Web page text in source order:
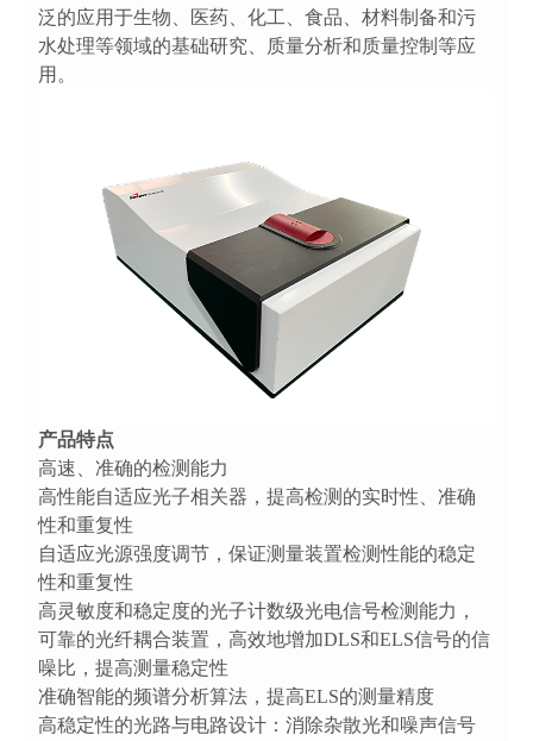
泛的应用于生物、医药、化工、食品、材料制备和污
水处理等领域的基础研究、质量分析和质量控制等应
用。
产品特点
高速、准确的检测能力
高性能自适应光子相关器，提高检测的实时性、准确
性和重复性
自适应光源强度调节，保证测量装置检测性能的稳定
性和重复性
高灵敏度和稳定度的光子计数级光电信号检测能力，
可靠的光纤耦合装置，高效地增加DLS和ELS信号的信
噪比，提高测量稳定性
准确智能的频谱分析算法，提高ELS的测量精度
高稳定性的光路与电路设计：消除杂散光和噪声信号